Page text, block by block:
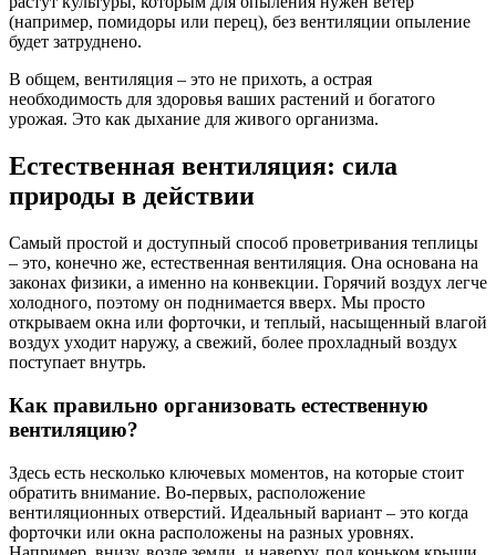
(например, помидоры или перец), без вентиляции опыление
будет затруднено.
В общем, вентиляция – это не прихоть, а острая
необходимость для здоровья ваших растений и богатого
урожая. Это как дыхание для живого организма.
Естественная вентиляция: сила
природы в действии
Самый простой и доступный способ проветривания теплицы
– это, конечно же, естественная вентиляция. Она основана на
законах физики, а именно на конвекции. Горячий воздух легче
холодного, поэтому он поднимается вверх. Мы просто
открываем окна или форточки, и теплый, насыщенный влагой
воздух уходит наружу, а свежий, более прохладный воздух
поступает внутрь.
Как правильно организовать естественную
вентиляцию?
Здесь есть несколько ключевых моментов, на которые стоит
обратить внимание. Во-первых, расположение
вентиляционных отверстий. Идеальный вариант – это когда
форточки или окна расположены на разных уровнях.